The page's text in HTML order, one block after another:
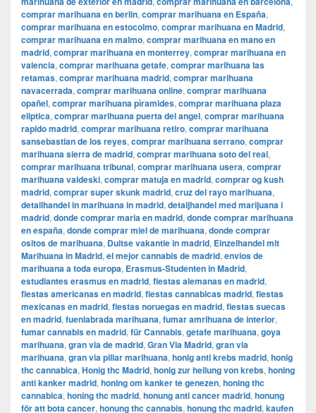
comprar marihuana en berlin, comprar marihuana en España,
comprar marihuana en estocolmo, comprar marihuana en Madrid,
comprar marihuana en malmo, comprar marihuana en mano en
madrid, comprar marihuana en monterrey, comprar marihuana en
valencia, comprar marihuana getafe, comprar marihuana las
retamas, comprar marihuana madrid, comprar marihuana
navacerrada, comprar marihuana online, comprar marihuana
opañel, comprar marihuana pìramides, comprar marihuana plaza
eliptica, comprar marihuana puerta del angel, comprar marihuana
rapido madrid, comprar marihuana retiro, comprar marihuana
sansebastian de los reyes, comprar marihuana serrano, comprar
marihuana sierra de madrid, comprar marihuana soto del real,
comprar marihuana tribunal, comprar marihuana usera, comprar
marihuana valdeski, comprar matuja en madrid, comprar og kush
madrid, comprar super skunk madrid, cruz del rayo marihuana,
detailhandel in marihuana in madrid, detaljhandel med marijuana i
madrid, donde comprar maria en madrid, donde comprar marihuana
en españa, donde comprar miel de marihuana, donde comprar
ositos de marihuana, Duitse vakantie in madrid, Einzelhandel mit
Marihuana in Madrid, el mejor cannabis de madrid, envios de
marihuana a toda europa, Erasmus-Studenten in Madrid,
estudiantes erasmus en madrid, fiestas alemanas en madrid,
fiestas americanas en madrid, fiestas cannabicas madrid, fiestas
mexicanas en madrid, fiestas noruegas en madrid, fiestas suecas
en madrid, fuenlabrada marihuana, fumar amrihuana de interior,
fumar cannabis en madrid, für Cannabis, getafe marihuana, goya
marihuana, gran via de madrid, ​​Gran Via Madrid, gran via
marihuana, gran via pillar marihuana, honig anti krebs madrid, honig
thc cannabica, Honig thc Madrid, honig zur heilung von krebs, honing
anti kanker madrid, honing om kanker te genezen, honing thc
cannabica, honing thc madrid, honung anti cancer madrid, honung
för att bota cancer, honung thc cannabis, honung thc madrid, kaufen